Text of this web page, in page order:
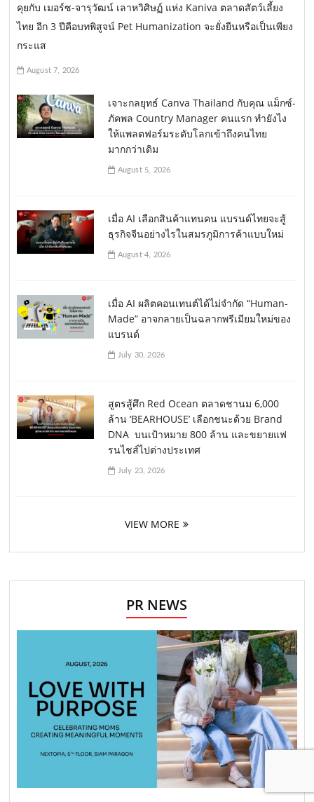
คุยกับ เมอร์ซ-จารุวัฒน์ เลาหวิศิษฏ์ แห่ง Kaniva ตลาดสัตว์เลี้ยง
ไทย อีก 3 ปีคือบทพิสูจน์ Pet Humanization จะยั่งยืนหรือเป็นเพียง
กระแส
August 7, 2026
เจาะกลยุทธ์ Canva Thailand กับคุณ แม็กซ์-
ภัคพล Country Manager คนแรก ทำยังไง
ให้แพลตฟอร์มระดับโลกเข้าถึงคนไทย
มากกว่าเดิม
August 5, 2026
เมื่อ AI เลือกสินค้าแทนคน แบรนด์ไทยจะสู้
ธุรกิจจีนอย่างไรในสมรภูมิการค้าแบบใหม่
August 4, 2026
เมื่อ AI ผลิตคอนเทนต์ได้ไม่จำกัด “Human-
Made” อาจกลายเป็นฉลากพรีเมียมใหม่ของ
แบรนด์
July 30, 2026
สูตรสู้ศึก Red Ocean ตลาดชานม 6,000
ล้าน ‘BEARHOUSE’ เลือกชนะด้วย Brand
DNA บนเป้าหมาย 800 ล้าน และขยายแฟ
รนไชส์ไปต่างประเทศ
July 23, 2026
VIEW MORE
PR NEWS